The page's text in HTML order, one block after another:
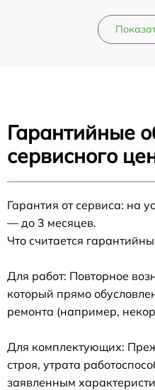
Гарантийные
сервисного
Гарантия от сервиса: на
— до 3 месяцев.
Что считается
Для работ: Повторное
который прямо
ремонта (например,
Для комплектующих:
строя, утрата
заявленным